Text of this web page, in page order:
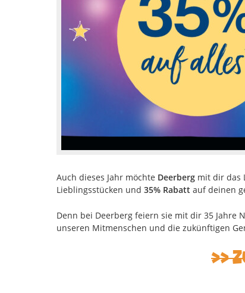
Auch dieses Jahr möchte Deerbergmit dir das
Lieblingsstücken und 35% Rabatt auf deinen
Denn bei Deerberg feiern sie mit dir 35 Jahre
unseren Mitmenschen und die zukünftigen